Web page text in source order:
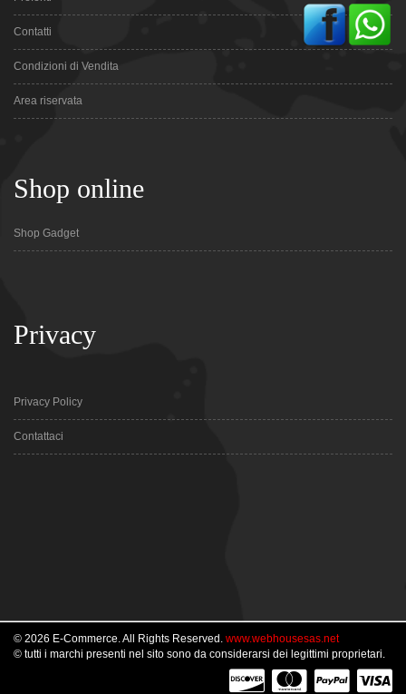
Contatti
Condizioni di Vendita
Area riservata
Shop online
Shop Gadget
Privacy
Privacy Policy
Contattaci
© 2026 E-Commerce. All Rights Reserved. www.webhousesas.net
© tutti i marchi presenti nel sito sono da considerarsi dei legittimi proprietari.